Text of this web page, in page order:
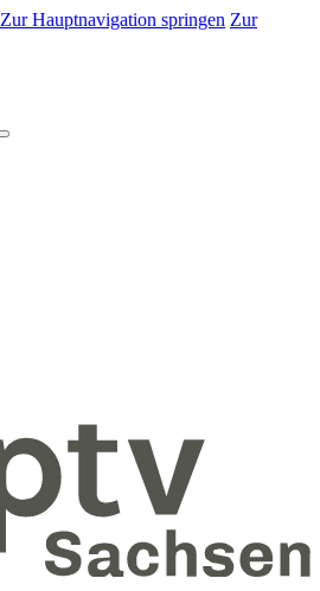
Zur Hauptnavigation springen Zur